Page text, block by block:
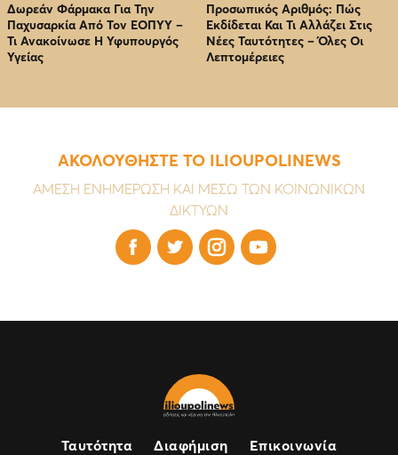
Δωρεάν Φάρμακα Για Την
Παχυσαρκία Από Τον EOΠΥΥ –
Τι Ανακοίνωσε Η Υφυπουργός
Υγείας
Προσωπικός Αριθμός: Πώς
Εκδίδεται Και Τι Αλλάζει Στις
Νέες Ταυτότητες – Όλες Οι
Λεπτομέρειες
ΑΚΟΛΟΥΘΗΣΤΕ ΤΟ ILIOUPOLINEWS
ΑΜΕΣΗ ΕΝΗΜΕΡΩΣΗ ΚΑΙ ΜΕΣΩ ΤΩΝ ΚΟΙΝΩΝΙΚΩΝ
ΔΙΚΤΥΩΝ
   
Ταυτότητα Διαφήμιση Επικοινωνία